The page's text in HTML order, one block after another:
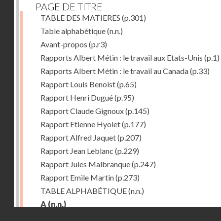
PAGE DE TITRE
TABLE DES MATIERES (p.301)
Table alphabétique(n.n.)
Avant-propos (p.r3)
Rapports Albert Métin : le travail aux Etats-Unis (p.1)
Rapports Albert Métin : le travail au Canada(p.33)
Rapport Louis Benoist(p.65)
Rapport Henri Dugué(p.95)
Rapport Claude Gignoux(p.145)
Rapport Etienne Hyolet(p.177)
Rapport Alfred Jaquet(p.207)
Rapport Jean Leblanc (p.229)
Rapport Jules Malbranque(p.247)
Rapport Emile Martin(p.273)
TABLE ALPHABÉTIQUE(n.n.)
A (n.n.)